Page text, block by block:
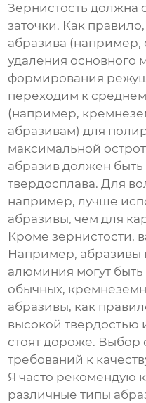
Зернистость должна
заточки. Как
абразива
удаления основного
формирования
переходим к
(например,
абразивам) для
максимальной
абразив должен
твердосплава. Для
например, лучше
абразивы, чем для
Кроме зернистости,
Например, абразивы
алюминия могут
обычных,
абразивы, как
высокой твердостью
стоят дороже. Выбор
требований к
Я часто рекомендую
различные типы